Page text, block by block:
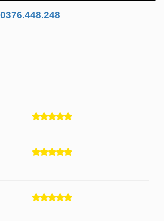
0376.448.248